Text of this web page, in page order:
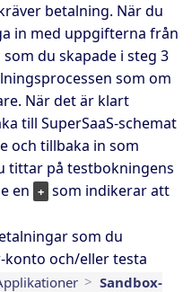
betalning. När du
in med uppgifterna från
du skapade i steg 3
som om
När det är klart
till SuperSaaS-schemat
och tillbaka in som
tittar på testbokningens
en + som indikerar att
som du
och/eller testa
> Sandbox-